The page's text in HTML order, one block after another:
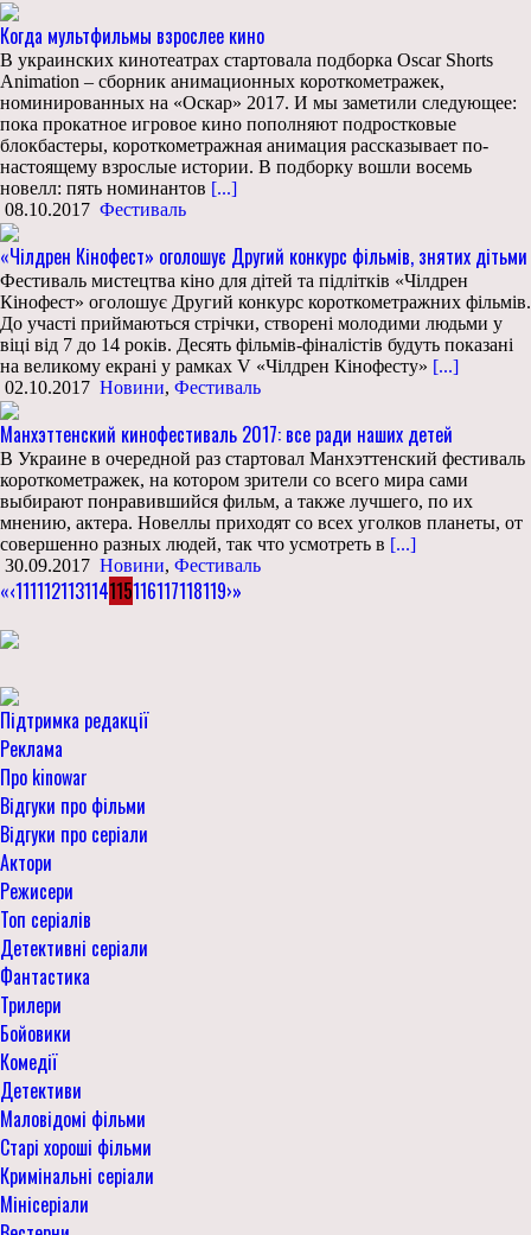
Когда мультфильмы взрослее кино
В украинских кинотеатрах стартовала подборка Oscar Shorts
Animation – сборник анимационных короткометражек,
номинированных на «Оскар» 2017. И мы заметили следующее:
пока прокатное игровое кино пополняют подростковые
блокбастеры, короткометражная анимация рассказывает по-
настоящему взрослые истории. В подборку вошли восемь
новелл: пять номинантов [...]
08.10.2017 Фестиваль
«Чілдрен Кінофест» оголошує Другий конкурс фільмів, знятих дітьми
Фестиваль мистецтва кіно для дітей та підлітків «Чілдрен
Кінофест» оголошує Другий конкурс короткометражних фільмів.
До участі приймаються стрічки, створені молодими людьми у
віці від 7 до 14 років. Десять фільмів-фіналістів будуть показані
на великому екрані у рамках V «Чілдрен Кінофесту» [...]
02.10.2017 Новини, Фестиваль
Манхэттенский кинофестиваль 2017: все ради наших детей
В Украине в очередной раз стартовал Манхэттенский фестиваль
короткометражек, на котором зрители со всего мира сами
выбирают понравившийся фильм, а также лучшего, по их
мнению, актера. Новеллы приходят со всех уголков планеты, от
совершенно разных людей, так что усмотреть в [...]
30.09.2017 Новини, Фестиваль
«‹111112113114115116117118119›»
Підтримка редакції
Реклама
Про kinowar
Відгуки про фільми
Відгуки про серіали
Актори
Режисери
Топ серіалів
Детективні серіали
Фантастика
Трилери
Бойовики
Комедії
Детективи
Маловідомі фільми
Старі хороші фільми
Кримінальні серіали
Мінісеріали